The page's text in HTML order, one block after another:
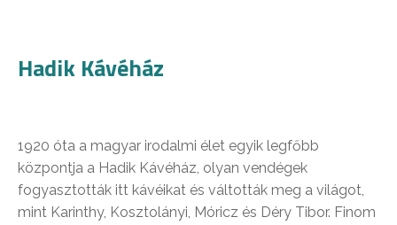
Hadik Kávéház
1920 óta a magyar irodalmi élet egyik legfőbb
központja a Hadik Kávéház, olyan vendégek
fogyasztották itt kávéikat és váltották meg a világot,
mint Karinthy, Kosztolányi, Móricz és Déry Tibor. Finom